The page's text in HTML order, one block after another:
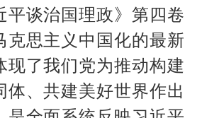
平谈治国理政》第四卷
克思主义中国化的最新
现了我们党为推动构建
体、共建美好世界作出